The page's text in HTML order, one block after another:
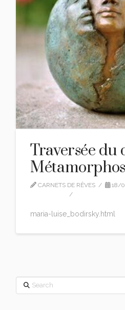
Traversée du
CARNETS DE RÊVES
18/
maria-luise_bodirsky.html
Search